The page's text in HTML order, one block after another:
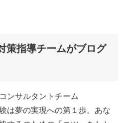
策指導チームがブログ
ンサルタントチーム
は夢の実現への第１歩。あな